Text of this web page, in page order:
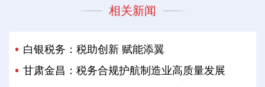
相关新闻
白银税务：税助创新 赋能添翼
甘肃金昌：税务合规护航制造业高质量发展